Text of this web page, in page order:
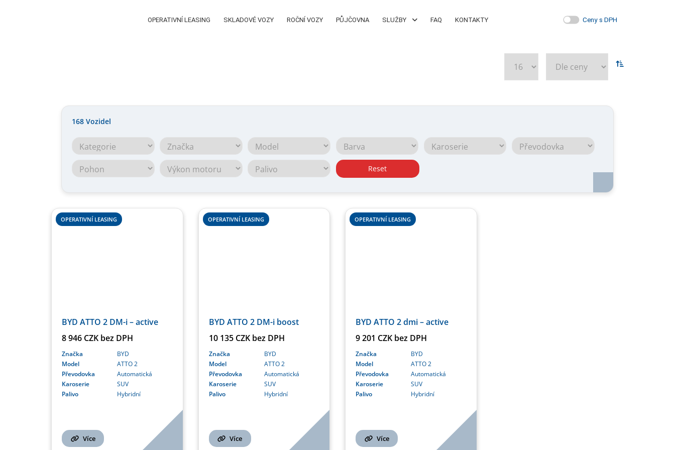
OPERATIVNÍ LEASING SKLADOVÉ VOZY ROČNÍ VOZY PŮJČOVNA SLUŽBY FAQ KONTAKTY Ceny s DPH
168 Vozidel
Reset
OPERATIVNÍ LEASING
BYD ATTO 2 DM-i – active
8 946 CZK bez DPH
Značka
BYD
Model
ATTO 2
Převodovka
Automatická
Karoserie
SUV
Palivo
Hybridní
Více
OPERATIVNÍ LEASING
BYD ATTO 2 DM-i boost
10 135 CZK bez DPH
Značka
BYD
Model
ATTO 2
Převodovka
Automatická
Karoserie
SUV
Palivo
Hybridní
Více
OPERATIVNÍ LEASING
BYD ATTO 2 dmi – active
9 201 CZK bez DPH
Značka
BYD
Model
ATTO 2
Převodovka
Automatická
Karoserie
SUV
Palivo
Hybridní
Více